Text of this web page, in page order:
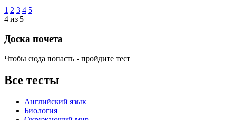
1 2 3 4 5
4 из 5
Доска почета
Чтобы сюда попасть - пройдите тест
Все тесты
Английский язык
Биология